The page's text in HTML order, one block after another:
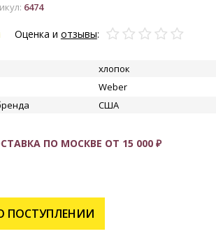
6474
Оценка и отзывы:
хлопок
Weber
США
ПО МОСКВЕ ОТ 15 000 ₽
ПОСТУПЛЕНИИ